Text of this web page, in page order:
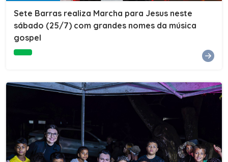
Sete Barras realiza Marcha para Jesus neste
sábado (25/7) com grandes nomes da música
gospel